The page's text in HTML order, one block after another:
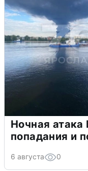
Ночная
попадания и
6 августа 0